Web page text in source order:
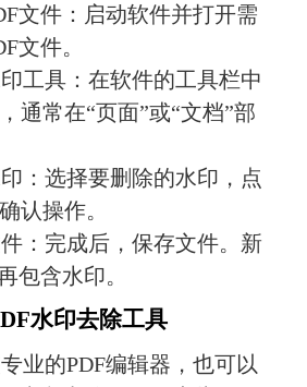
文件：启动软件并打开需
文件。
工具：在软件的工具栏中
通常在“页面”或“文档”部
：选择要删除的水印，点
认操作。
：完成后，保存文件。新
包含水印。
水印去除工具
业的PDF编辑器，也可以